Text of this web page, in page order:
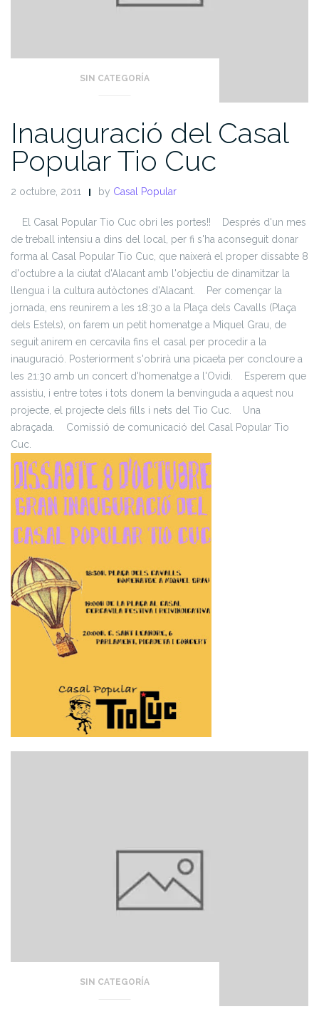
SIN CATEGORÍA
Inauguració del Casal
Popular Tio Cuc
2 octubre, 2011 by Casal Popular
El Casal Popular Tio Cuc obri les portes!! Després d'un mes
de treball intensiu a dins del local, per fi s'ha aconseguit donar
forma al Casal Popular Tio Cuc, que naixerà el proper dissabte 8
d'octubre a la ciutat d'Alacant amb l'objectiu de dinamitzar la
llengua i la cultura autòctones d'Alacant. Per començar la
jornada, ens reunirem a les 18:30 a la Plaça dels Cavalls (Plaça
dels Estels), on farem un petit homenatge a Miquel Grau, de
seguit anirem en cercavila fins el casal per procedir a la
inauguració. Posteriorment s'obrirà una picaeta per concloure a
les 21:30 amb un concert d'homenatge a l'Ovidi. Esperem que
assistiu, i entre totes i tots donem la benvinguda a aquest nou
projecte, el projecte dels fills i nets del Tio Cuc. Una
abraçada. Comissió de comunicació del Casal Popular Tio
Cuc.
SIN CATEGORÍA